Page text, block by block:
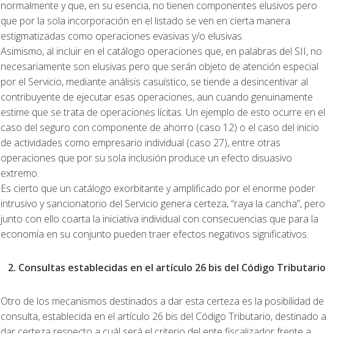
normalmente y que, en su esencia, no tienen componentes elusivos pero
que por la sola incorporación en el listado se ven en cierta manera
estigmatizadas como operaciones evasivas y/o elusivas.
Asimismo, al incluir en el catálogo operaciones que, en palabras del SII, no
necesariamente son elusivas pero que serán objeto de atención especial
por el Servicio, mediante análisis casuístico, se tiende a desincentivar al
contribuyente de ejecutar esas operaciones, aun cuando genuinamente
estime que se trata de operaciones lícitas. Un ejemplo de esto ocurre en el
caso del seguro con componente de ahorro (caso 12) o el caso del inicio
de actividades como empresario individual (caso 27), entre otras
operaciones que por su sola inclusión produce un efecto disuasivo
extremo.
Es cierto que un catálogo exorbitante y amplificado por el enorme poder
intrusivo y sancionatorio del Servicio genera certeza, “raya la cancha”, pero
junto con ello coarta la iniciativa individual con consecuencias que para la
economía en su conjunto pueden traer efectos negativos significativos.
2. Consultas establecidas en el artículo 26 bis del Código Tributario
Otro de los mecanismos destinados a dar esta certeza es la posibilidad de
consulta, establecida en el artículo 26 bis del Código Tributario, destinado a
dar certeza respecto a cuál será el criterio del ente fiscalizador frente a